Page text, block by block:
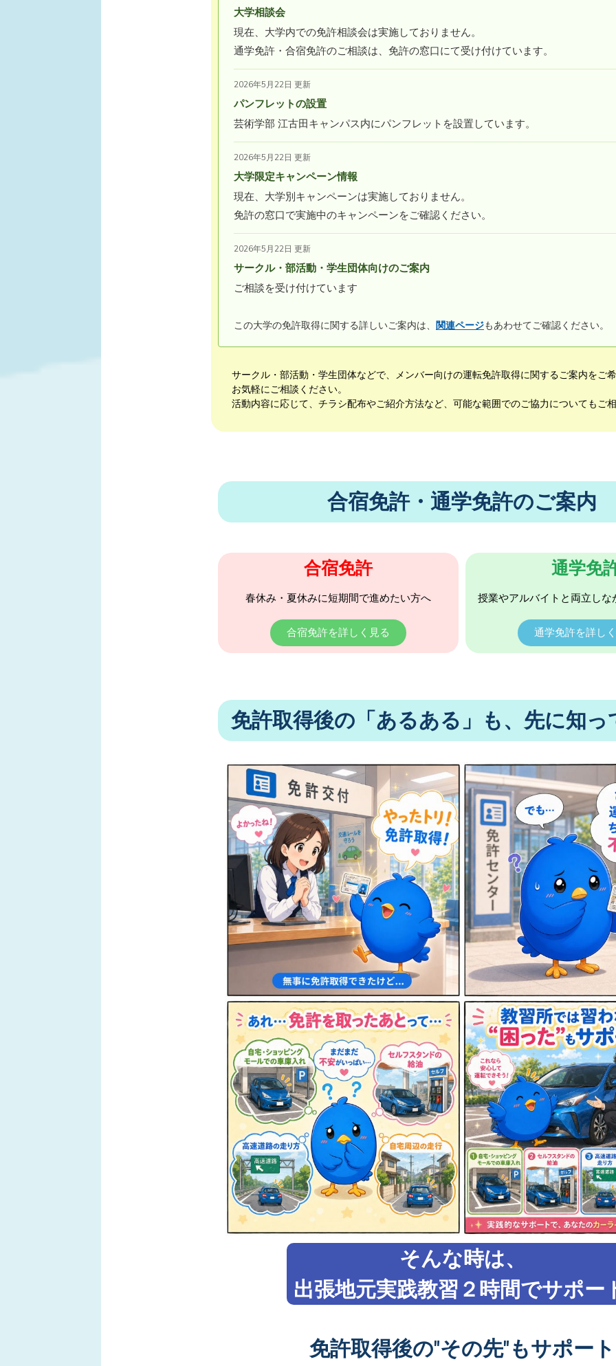
大学相談会
現在、大学内での免許相談会は実施しておりません。
通学免許・合宿免許のご相談は、免許の窓口にて受け付けています。
2026年5月22日 更新
パンフレットの設置
芸術学部 江古田キャンパス内にパンフレットを設置しています。
2026年5月22日 更新
大学限定キャンペーン情報
現在、大学別キャンペーンは実施しておりません。
免許の窓口で実施中のキャンペーンをご確認ください。
2026年5月22日 更新
サークル・部活動・学生団体向けのご案内
ご相談を受け付けています
この大学の免許取得に関する詳しいご案内は、 関連ページもあわせてご確認ください。
サークル・部活動・学生団体などで、メンバー向けの運転免許取得に関するご案内をご
お気軽にご相談ください。
活動内容に応じて、チラシ配布やご紹介方法など、可能な範囲でのご協力についてもご
合宿免許・通学免許のご案内
合宿免許
春休み・夏休みに短期間で進めたい方へ
合宿免許を詳しく見る
通学免
授業やアルバイトと両立しな
通学免許を詳し
免許取得後の「あるある」も、先に知っ
そんな時は、
出張地元実践教習２時間でサポー
免許取得後の"その先"もサポート